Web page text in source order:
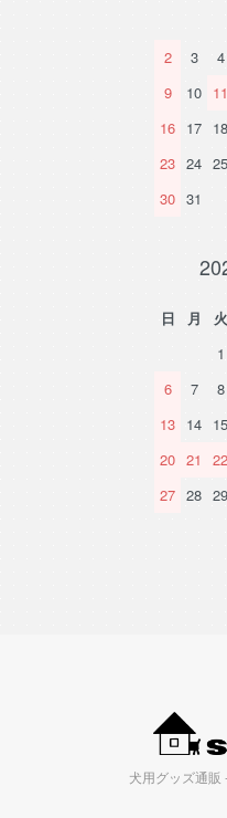
2
3 4
9
10 11
16 17 18
23 24 25
30 31
日 月 火
1
6
7 8
13 14 15
20 21 22
27 28 29
犬用グッズ通販